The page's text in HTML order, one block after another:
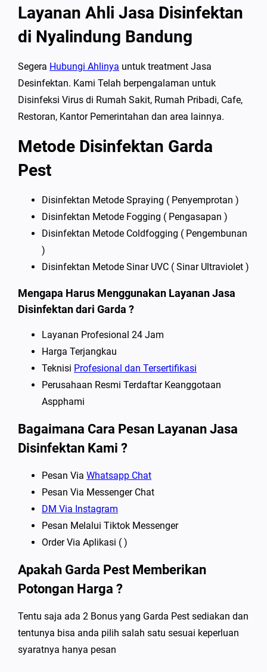
Layanan Ahli Jasa Disinfektan
di Nyalindung Bandung
Segera Hubungi Ahlinya untuk treatment Jasa
Desinfektan. Kami Telah berpengalaman untuk
Disinfeksi Virus di Rumah Sakit, Rumah Pribadi, Cafe,
Restoran, Kantor Pemerintahan dan area lainnya.
Metode Disinfektan Garda
Pest
Disinfektan Metode Spraying ( Penyemprotan )
Disinfektan Metode Fogging ( Pengasapan )
Disinfektan Metode Coldfogging ( Pengembunan
)
Disinfektan Metode Sinar UVC ( Sinar Ultraviolet )
Mengapa Harus Menggunakan Layanan Jasa
Disinfektan dari Garda ?
Layanan Profesional 24 Jam
Harga Terjangkau
Teknisi Profesional dan Tersertifikasi
Perusahaan Resmi Terdaftar Keanggotaan
Aspphami
Bagaimana Cara Pesan Layanan Jasa
Disinfektan Kami ?
Pesan Via Whatsapp Chat
Pesan Via Messenger Chat
DM Via Instagram
Pesan Melalui Tiktok Messenger
Order Via Aplikasi ( )
Apakah Garda Pest Memberikan
Potongan Harga ?
Tentu saja ada 2 Bonus yang Garda Pest sediakan dan
tentunya bisa anda pilih salah satu sesuai keperluan
syaratnya hanya pesan